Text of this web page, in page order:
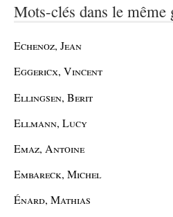
Mots-clés dans le même
Echenoz, Jean
Eggericx, Vincent
Ellingsen, Berit
Ellmann, Lucy
Emaz, Antoine
Embareck, Michel
Énard, Mathias